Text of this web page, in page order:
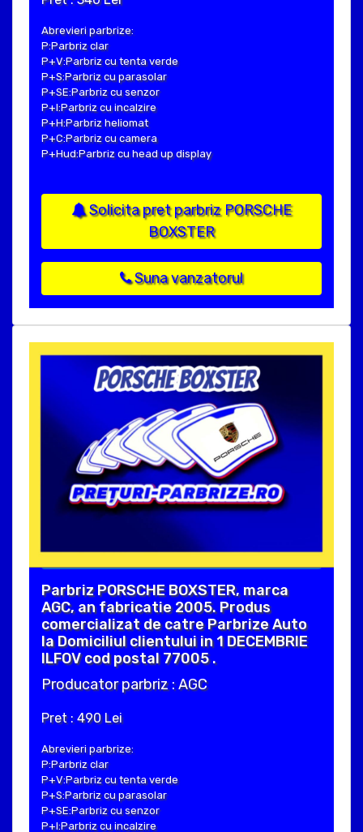
Abrevieri parbrize:
P:Parbriz clar
P+V:Parbriz cu tenta verde
P+S:Parbriz cu parasolar
P+SE:Parbriz cu senzor
P+I:Parbriz cu incalzire
P+H:Parbriz heliomat
P+C:Parbriz cu camera
P+Hud:Parbriz cu head up display
Solicita pret parbriz PORSCHE
BOXSTER
Suna vanzatorul
Parbriz PORSCHE BOXSTER, marca
AGC, an fabricatie 2005. Produs
comercializat de catre Parbrize Auto
la Domiciliul clientului in 1 DECEMBRIE
ILFOV cod postal 77005 .
Producator parbriz : AGC
Pret : 490 Lei
Abrevieri parbrize:
P:Parbriz clar
P+V:Parbriz cu tenta verde
P+S:Parbriz cu parasolar
P+SE:Parbriz cu senzor
P+I:Parbriz cu incalzire